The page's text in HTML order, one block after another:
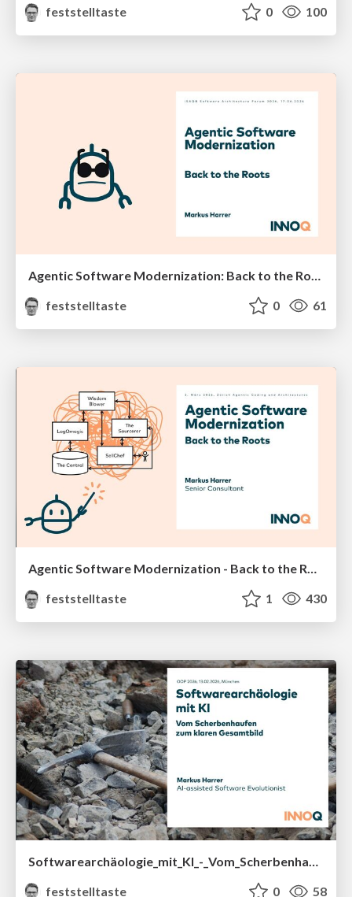
feststelltaste
0 100
feststelltaste
0 61
Agentic Software Modernization - Back to the Roots (Zürich Agentic Coding and Architectures, März 2026)
feststelltaste
1 430
Softwarearchäologie_mit_KI_-_Vom_Scherbenhaufen_zum_klaren_Gesamtbild__OOP_2026_.pdf
feststelltaste
0 58